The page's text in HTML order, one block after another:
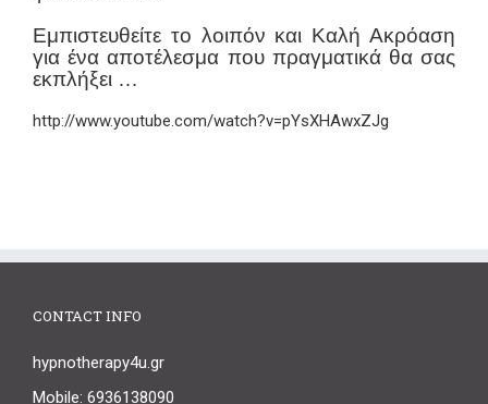
Εμπιστευθείτε το λοιπόν και Καλή Ακρόαση
για ένα αποτέλεσμα που πραγματικά θα σας
εκπλήξει …
http://www.youtube.com/watch?v=pYsXHAwxZJg
CONTACT INFO
hypnotherapy4u.gr
Mobile: 6936138090